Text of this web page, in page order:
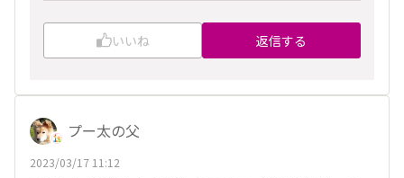
いいね 返信する
プー太の父
2023/03/17 11:12